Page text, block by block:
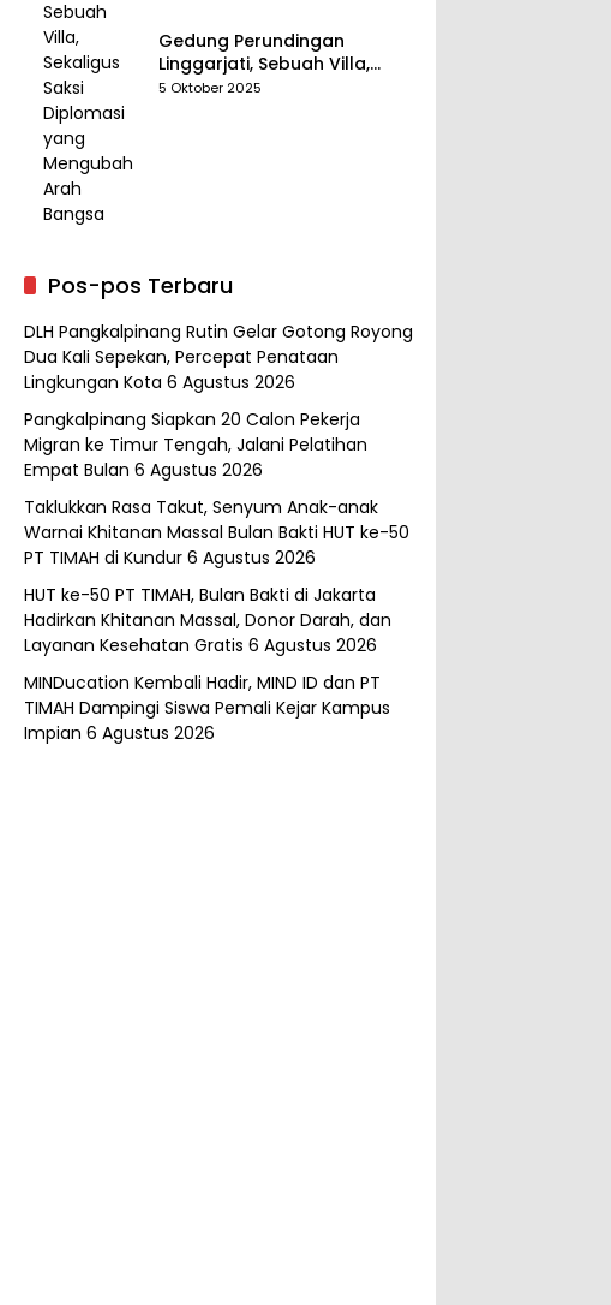
Gedung Perundingan
Linggarjati, Sebuah Villa,
Sekaligus Saksi Diplomasi
5 Oktober 2025
Pos-pos Terbaru
DLH Pangkalpinang Rutin Gelar Gotong Royong
Dua Kali Sepekan, Percepat Penataan
Lingkungan Kota 6 Agustus 2026
Pangkalpinang Siapkan 20 Calon Pekerja
Migran ke Timur Tengah, Jalani Pelatihan
Empat Bulan 6 Agustus 2026
Taklukkan Rasa Takut, Senyum Anak-anak
Warnai Khitanan Massal Bulan Bakti HUT ke-50
PT TIMAH di Kundur 6 Agustus 2026
HUT ke-50 PT TIMAH, Bulan Bakti di Jakarta
Hadirkan Khitanan Massal, Donor Darah, dan
Layanan Kesehatan Gratis 6 Agustus 2026
MINDucation Kembali Hadir, MIND ID dan PT
TIMAH Dampingi Siswa Pemali Kejar Kampus
Impian 6 Agustus 2026